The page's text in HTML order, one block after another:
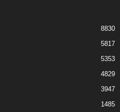
8830
5817
5353
4829
3947
1485